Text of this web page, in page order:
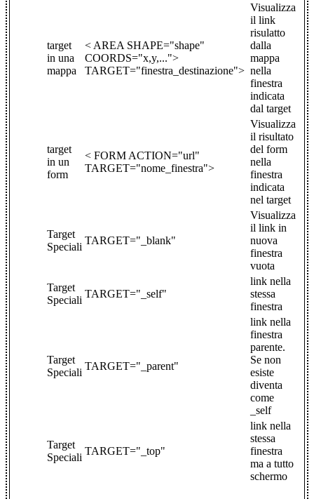
target
in una
mappa
< AREA SHAPE="shape"
COORDS="x,y,...">
TARGET="finestra_destinazione">
Visualizza
il link
risulatto
dalla
mappa
nella
finestra
indicata
dal target
target
in un
form
< FORM ACTION="url"
TARGET="nome_finestra">
Visualizza
il risultato
del form
nella
finestra
indicata
nel target
Target
Speciali
TARGET="_blank"
Visualizza
il link in
nuova
finestra
vuota
Target
Speciali
TARGET="_self"
link nella
stessa
finestra
Target
Speciali
TARGET="_parent"
link nella
finestra
parente.
Se non
esiste
diventa
come
_self
Target
Speciali
TARGET="_top"
link nella
stessa
finestra
ma a tutto
schermo